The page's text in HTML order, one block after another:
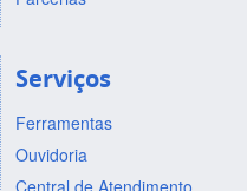
Serviços
Ferramentas
Ouvidoria